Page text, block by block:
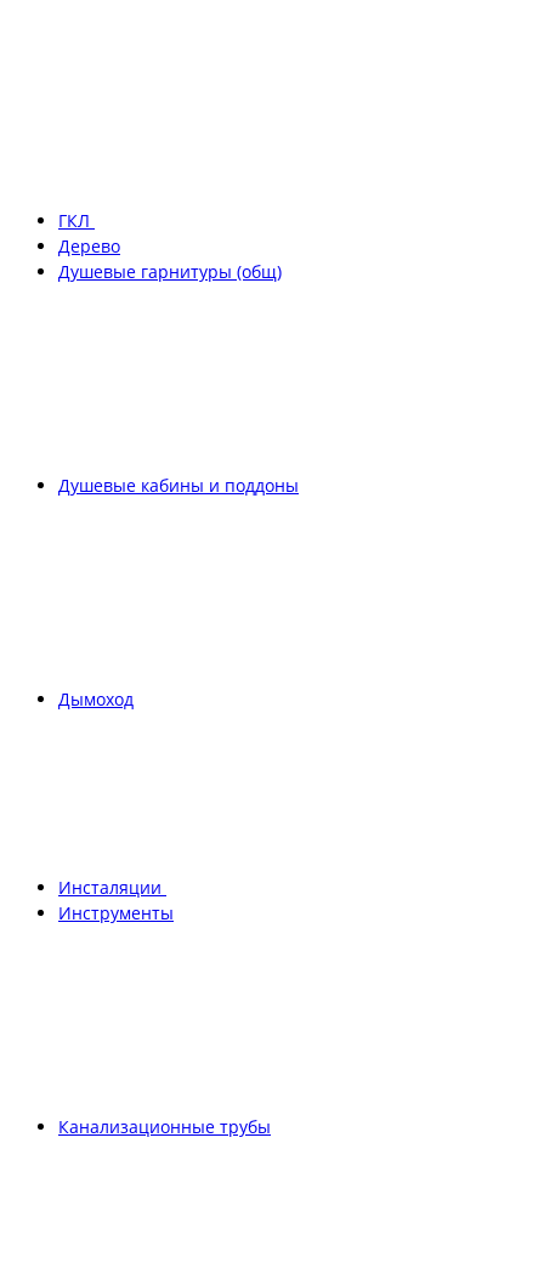
ГКЛ
Дерево
Душевые гарнитуры (общ)
Душевые кабины и поддоны
Дымоход
Инсталяции
Инструменты
Канализационные трубы